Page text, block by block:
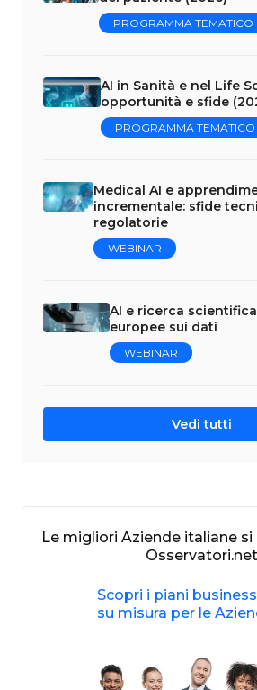
PROGRAMMA TEMATICO
AI in Sanità e nel Life
opportunità e sfide
PROGRAMMA TEMATICO
Medical AI e
incrementale: sfide
regolatorie
WEBINAR
AI e ricerca
europee sui dati
WEBINAR
Vedi tutti
Le migliori Aziende italiane
Osservatori.net
Scopri i piani business
su misura per le